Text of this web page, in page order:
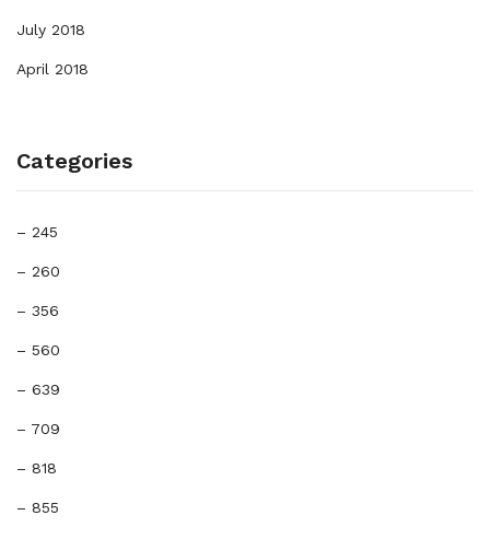
July 2018
April 2018
Categories
– 245
– 260
– 356
– 560
– 639
– 709
– 818
– 855